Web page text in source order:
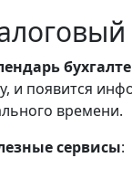
и появится
времени.
сервисы: